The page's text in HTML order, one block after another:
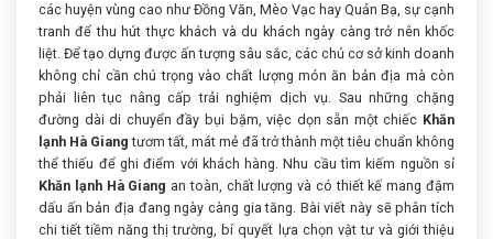
các huyện vùng cao như Đồng Văn, Mèo Vạc hay Quản Bạ, sự cạnh
tranh để thu hút thực khách và du khách ngày càng trở nên khốc
liệt. Để tạo dựng được ấn tượng sâu sắc, các chủ cơ sở kinh doanh
không chỉ cần chú trọng vào chất lượng món ăn bản địa mà còn
phải liên tục nâng cấp trải nghiệm dịch vụ. Sau những chặng
đường dài di chuyển đầy bụi bặm, việc dọn sẵn một chiếc Khăn
lạnh Hà Giang tươm tất, mát mẻ đã trở thành một tiêu chuẩn không
thể thiếu để ghi điểm với khách hàng. Nhu cầu tìm kiếm nguồn sỉ
Khăn lạnh Hà Giang an toàn, chất lượng và có thiết kế mang đậm
dấu ấn bản địa đang ngày càng gia tăng. Bài viết này sẽ phân tích
chi tiết tiềm năng thị trường, bí quyết lựa chọn vật tư và giới thiệu